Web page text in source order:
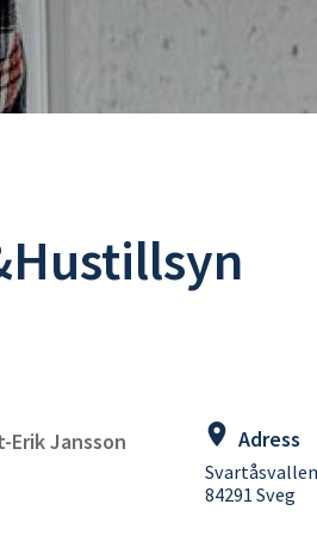
Takduschar
WC-vägghängda
Vattenlås
Erik Jansson Adress
84291 Sveg